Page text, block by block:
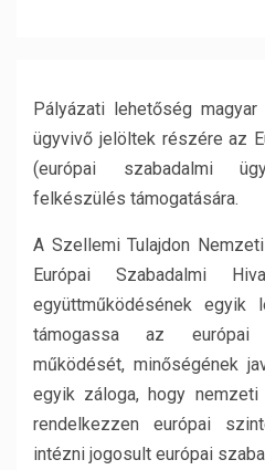
Pályázati lehetőség
ügyvivő jelöltek részére az
(európai szabadalmi
felkészülés támogatására.
A Szellemi Tulajdon
Európai Szabadalmi
együttműködésének egyik
támogassa az európai
működését, minőségének
egyik záloga, hogy nemzeti
rendelkezzen európai
intézni jogosult európai